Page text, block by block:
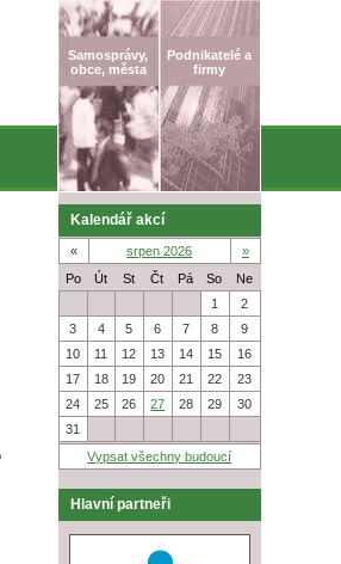
Samosprávy,
obce, města
Podnikatelé a
firmy
Kalendář akcí
« srpen 2026
»
Po
Út St Čt Pá So
Ne
1
2
3
4 5 6 7 8
9
10
11 12 13 14 15
16
17
18 19 20 21 22
23
24
25 26 27 28 29
30
31
Vypsat všechny budoucí
Hlavní partneři